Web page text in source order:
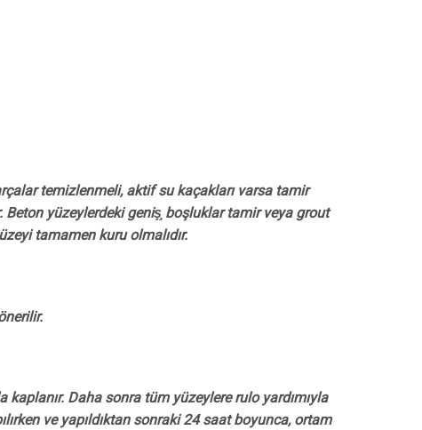
temizlenmeli, aktif su kaçakları varsa tamir
Beton yüzeylerdeki geniş̧ boşluklar tamir veya grout
tamamen kuru olmalıdır.
kaplanır. Daha sonra tüm yüzeylere rulo yardımıyla
ve yapıldıktan sonraki 24 saat boyunca, ortam